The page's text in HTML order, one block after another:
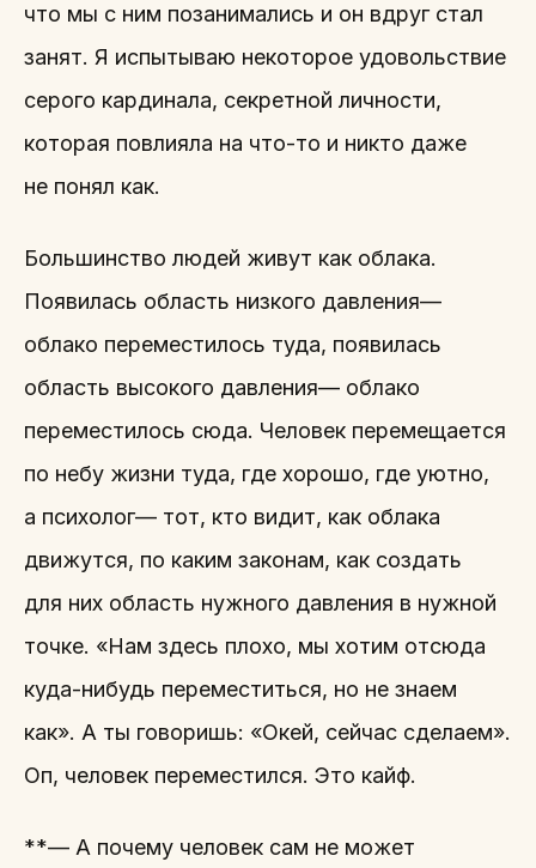
что мы с ним позанимались и он вдруг стал
занят. Я испытываю некоторое удовольствие
серого кардинала, секретной личности,
которая повлияла на что-то и никто даже
не понял как.
Большинство людей живут как облака.
Появилась область низкого давления—
облако переместилось туда, появилась
область высокого давления— облако
переместилось сюда. Человек перемещается
по небу жизни туда, где хорошо, где уютно,
а психолог— тот, кто видит, как облака
движутся, по каким законам, как создать
для них область нужного давления в нужной
точке. «Нам здесь плохо, мы хотим отсюда
куда-нибудь переместиться, но не знаем
как». А ты говоришь: «Окей, сейчас сделаем».
Оп, человек переместился. Это кайф.
**— А почему человек сам не может